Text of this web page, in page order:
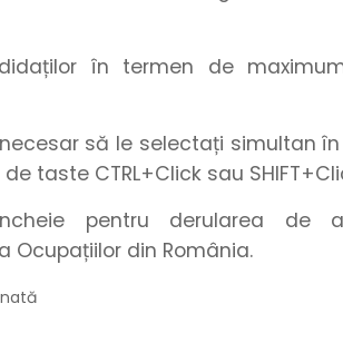
în termen de
să le selectați simultan
taste CTRL+Click sau
pentru derularea de
Ocupațiilor din România.